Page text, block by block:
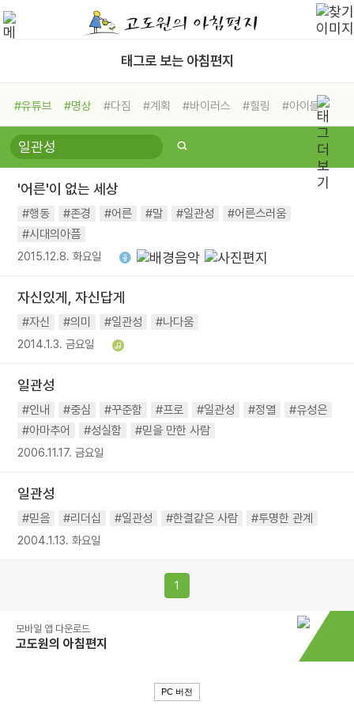
태그로 보는 아침편지
#유튜브 #명상 #다짐 #계획 #바이러스 #힐링
#아이들
#비전캠프
#독서캠프 #삶
#희망
#나눔 #친구 #링컨학교
#독서
#건강 #면역력
'어른'이 없는 세상
#행동 #존경 #어른 #말 #일관성
#어른스러움
#시대의아픔
2015.12.8. 화요일
자신있게, 자신답게
#자신 #의미 #일관성 #나다움
2014.1.3. 금요일
일관성
#인내 #중심 #꾸준함 #프로 #일관성 #정열
#유성은
#아마추어
#성실함 #믿을 만한 사람
2006.11.17. 금요일
일관성
#믿음 #리더십 #일관성 #한결같은 사람 #투명한 관계
2004.1.13. 화요일
1
모바일 앱 다운로드
고도원의 아침편지
PC 버전